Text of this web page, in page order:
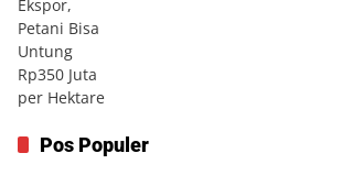
Pos Populer
1 Kebahagiaan Autentik